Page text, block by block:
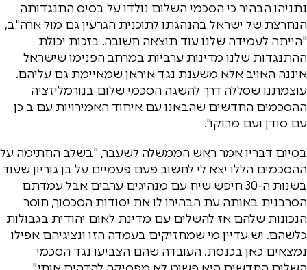
נתניהו הבהיר כי הסכמי השלום נולדו על בסיס התנגדותה
הנחרצת של ישראל בהנהגתו לתוכנית הגרעין גם מול ארה"ב,
"הייתה לעמידה שלנו עוד תוצאה חשובה. בזכות יכולת
ההתנגדות שלנו מדינות ערביות במרחב הפנימו שישראל
איננה האויב אלא משענת נגד איראן שמאיימת גם עליהם.
עוצמתנו שסללה דרך להשגה הסכמי שלום בנורמליזציה
ההסכמים החדשים שהבאנו עם איחוד האמירויות עם ב כן
עם סודן ועם מרוקו".
בסיום דבריו אמר ראש הממשלה לשעבר, "בשלב החתימה על
ההסכמים הללו יצא לי לחשוב פעם פעמיים על בן גוריון שעוד
בשנות ה-30 חיפש שיח עם מנהיגים ערבים אבל עמדתם
הסרבנית באותה עת הבהירו לו את יסודות הסכסוך, חוסר
הנכונות שלהם אז להשלים עם מדינת לאום יהודית בגבולות
כלשהם. יש עדיין מי שמחזיקים בעמדה הזו ונציגיהם אפילו
נמצאים כאן בכנסת. העובדה שהם הצביעו נגד הסכמי